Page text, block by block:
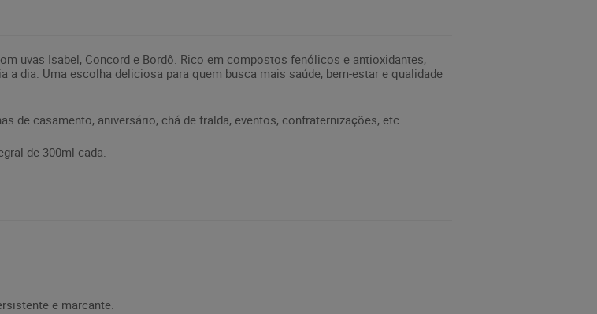
uvas Isabel, Concord e Bordô. Rico em compostos fenólicos e antioxidantes,
a dia. Uma escolha deliciosa para quem busca mais saúde, bem-estar e qualidade
de casamento, aniversário, chá de fralda, eventos, confraternizações, etc.
de 300ml cada.
e marcante.